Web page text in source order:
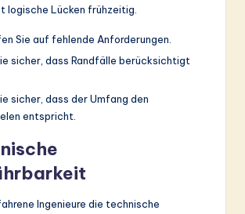
Lücken frühzeitig.
Sie auf fehlende Anforderungen.
sicher, dass Randfälle berücksichtigt
sicher, dass der Umfang den
entspricht.
Ingenieure die technische